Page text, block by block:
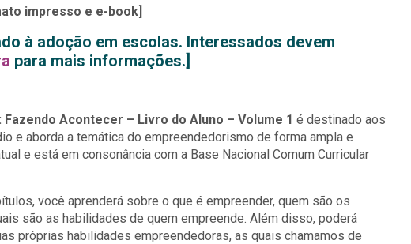
impresso e e-book]
à adoção em escolas. Interessados devem
para mais informações.]
Acontecer – Livro do Aluno – Volume 1 é destinado aos
e aborda a temática do empreendedorismo de forma ampla e
e está em consonância com a Base Nacional Comum Curricular
você aprenderá sobre o que é empreender, quem são os
são as habilidades de quem empreende. Além disso, poderá
próprias habilidades empreendedoras, as quais chamamos de